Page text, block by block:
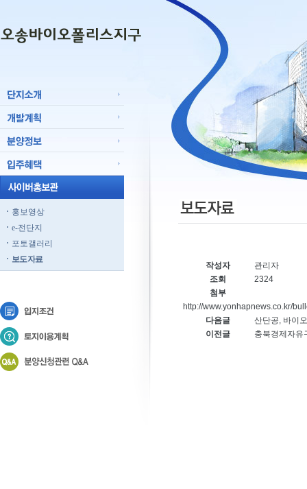
홍보영상
e-전단지
포토갤러리
보도자료
작성자
관리자
조회
2324
첨부
http://www.yonhapnews.co.kr/
다음글
산단공, 바이
이전글
충북경제자유